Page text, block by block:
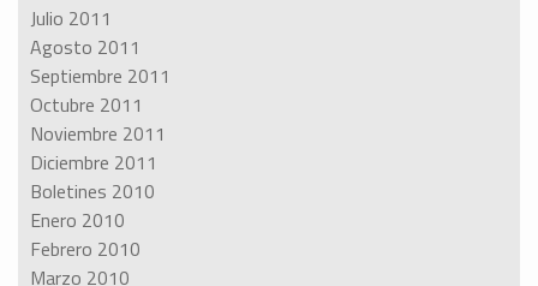
Julio 2011
Agosto 2011
Septiembre 2011
Octubre 2011
Noviembre 2011
Diciembre 2011
Boletines 2010
Enero 2010
Febrero 2010
Marzo 2010